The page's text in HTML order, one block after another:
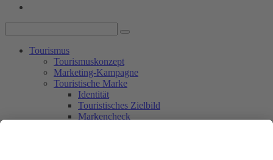
Tourismus
Tourismuskonzept
Marketing-Kampagne
Touristische Marke
Identität
Touristisches Zielbild
Markencheck